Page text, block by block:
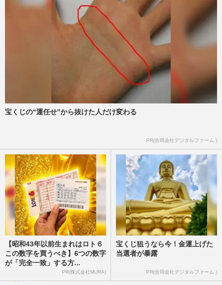
週刊女性2022年7月5日号
岡本健一＆岡本圭人が夢の親子初共演、息
子からの言葉に大テレ「家で言えばいいじ
週刊女性2021年9月21日号
岡本圭人、Hey! Say! JUMP脱退の理由に
「山下智久」と「メンバーとの差」
小窪誠子
宝くじの“運任せ”から抜けた人だけ変わる
PR(合同会社デジタルファーム )
【昭和43年以前生まれはロト６
この数字を買うべき】6つの数字
が「完全一致」する方...
PR(株式会社MURA)
宝くじ狙うなら今！金運上げた
当選者が暴露
PR(合同会社デジタルファーム )